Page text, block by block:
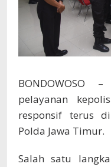
BONDOWOSO
pelayanan
responsif terus
Polda Jawa Timur.
Salah satu